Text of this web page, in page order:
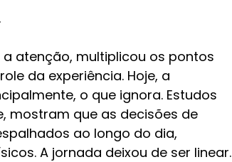
atenção, multiplicou os pontos
da experiência. Hoje, a
o que ignora. Estudos
mostram que as decisões de
ao longo do dia,
A jornada deixou de ser linear.